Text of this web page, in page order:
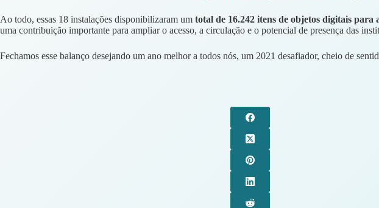
Ao todo, essas 18 instalações disponibilizaram um total de 16.242 itens de objetos digitais para
uma contribuição importante para ampliar o acesso, a circulação e o potencial de presença das
Fechamos esse balanço desejando um ano melhor a todos nós, um 2021 desafiador, cheio de